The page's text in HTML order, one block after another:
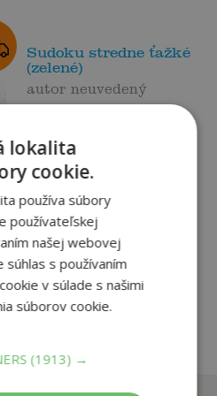
Sudoku stredne ťažké
(zelené)
autor neuvedený
Vyše 140 sudoku strednej
náročnosti pre bystré hlavy!
Riešenia každého hlavolamu
nájdete na konci knihy. ...
pridať do košíka
lokalita
cookie.
používa súbory
používateľskej
našej webovej
s používaním
v súlade s našimi
súborov cookie.
(1913) →